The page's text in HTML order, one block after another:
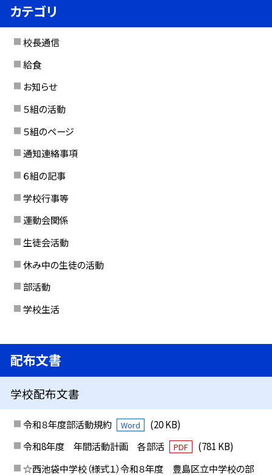
カテゴリ
校長通信
給食
お知らせ
５組の活動
５組のページ
通知連絡事項
６組の記事
学校行事等
運動会関係
生徒会活動
休み中の生徒の活動
部活動
学校生活
配布文書
学校配布文書
令和８年度部活動規約 Word
(20 KB)
令和8年度 年間活動計画 各部活
PDF
(781 KB)
☆西池袋中学校（様式１）令和８年度 豊島区立中学校の部